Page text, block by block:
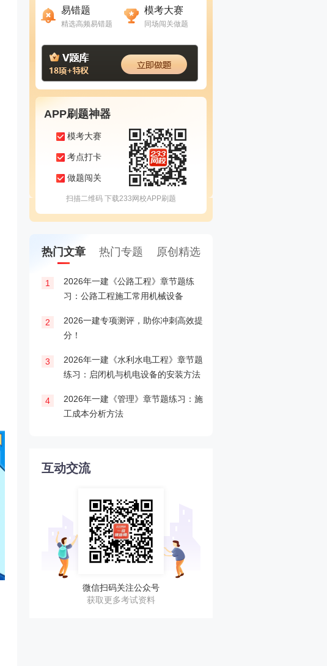
易错题
精选高频易错题
模考大赛
同场闯关做题
APP刷题神器
模考大赛
考点打卡
做题闯关
扫描二维码 下载233网校APP刷题
热门文章 热门专题 原创精选
1
2026年一建《公路工程》章节题练
习：公路工程施工常用机械设备
2
2026一建专项测评，助你冲刺高效提
分！
3
2026年一建《水利水电工程》章节题
练习：启闭机与机电设备的安装方法
4
2026年一建《管理》章节题练习：施
工成本分析方法
互动交流
微信扫码关注公众号
获取更多考试资料